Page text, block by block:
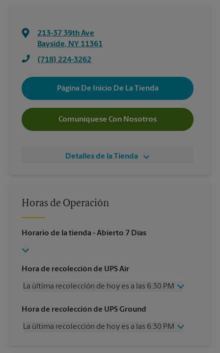
213-37 39th Ave
Bayside, NY 11361
(718) 224-3262
Página De Inicio De La Tienda
Comuníquese Con Nosotros
Detalles de la Tienda
Horas de Operación
Horario de la tienda - Abierto 7 Días
Hora de recolección de UPS Air
La última recolección de hoy es a las 6:30 PM
Miércoles
6:30 PM
Viernes
6:30 PM
Hora de recolección de UPS Ground
La última recolección de hoy es a las 6:30 PM